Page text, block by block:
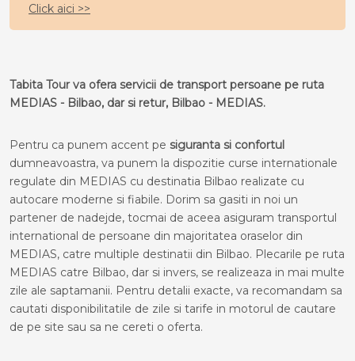
Click aici >>
Tabita Tour va ofera servicii de transport persoane pe ruta
MEDIAS - Bilbao, dar si retur, Bilbao - MEDIAS.
Pentru ca punem accent pe siguranta si confortul
dumneavoastra, va punem la dispozitie curse internationale
regulate din MEDIAS cu destinatia Bilbao realizate cu
autocare moderne si fiabile. Dorim sa gasiti in noi un
partener de nadejde, tocmai de aceea asiguram transportul
international de persoane din majoritatea oraselor din
MEDIAS, catre multiple destinatii din Bilbao. Plecarile pe ruta
MEDIAS catre Bilbao, dar si invers, se realizeaza in mai multe
zile ale saptamanii. Pentru detalii exacte, va recomandam sa
cautati disponibilitatile de zile si tarife in motorul de cautare
de pe site sau sa ne cereti o oferta.